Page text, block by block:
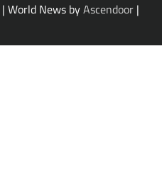
| World News byAscendoor |